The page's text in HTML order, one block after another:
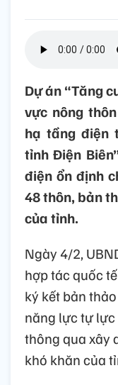
Dự án “Tăng
vực nông
hạ tầng điện
tỉnh Điện
điện ổn định
48 thôn, bản
của tỉnh.
Ngày 4/2,
hợp tác quốc
ký kết bản
năng lực tự
thông qua xây
khó khăn của